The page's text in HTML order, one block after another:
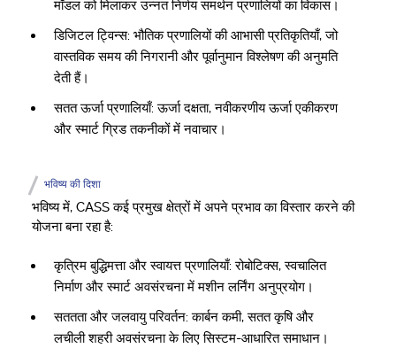
मॉडल को मिलाकर उन्नत निर्णय समर्थन प्रणालियों का विकास।
डिजिटल ट्विन्स: भौतिक प्रणालियों की आभासी प्रतिकृतियाँ, जो
वास्तविक समय की निगरानी और पूर्वानुमान विश्लेषण की अनुमति
देती हैं।
सतत ऊर्जा प्रणालियाँ: ऊर्जा दक्षता, नवीकरणीय ऊर्जा एकीकरण
और स्मार्ट ग्रिड तकनीकों में नवाचार।
भविष्य की दिशा
भविष्य में, CASS कई प्रमुख क्षेत्रों में अपने प्रभाव का विस्तार करने की
योजना बना रहा है:
कृत्रिम बुद्धिमत्ता और स्वायत्त प्रणालियाँ: रोबोटिक्स, स्वचालित
निर्माण और स्मार्ट अवसंरचना में मशीन लर्निंग अनुप्रयोग।
सततता और जलवायु परिवर्तन: कार्बन कमी, सतत कृषि और
लचीली शहरी अवसंरचना के लिए सिस्टम-आधारित समाधान।